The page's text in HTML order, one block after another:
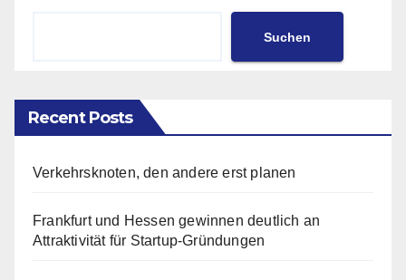
Suchen
Recent Posts
Verkehrsknoten, den andere erst planen
Frankfurt und Hessen gewinnen deutlich an
Attraktivität für Startup-Gründungen